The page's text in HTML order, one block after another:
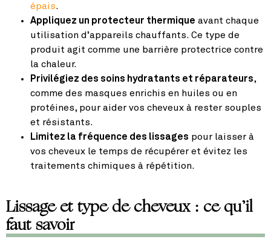
épais.
Appliquez un protecteur thermique avant chaque
utilisation d’appareils chauffants. Ce type de
produit agit comme une barrière protectrice contre
la chaleur.
Privilégiez des soins hydratants et réparateurs,
comme des masques enrichis en huiles ou en
protéines, pour aider vos cheveux à rester souples
et résistants.
Limitez la fréquence des lissages pour laisser à
vos cheveux le temps de récupérer et évitez les
traitements chimiques à répétition.
Lissage et type de cheveux : ce qu’il
faut savoir